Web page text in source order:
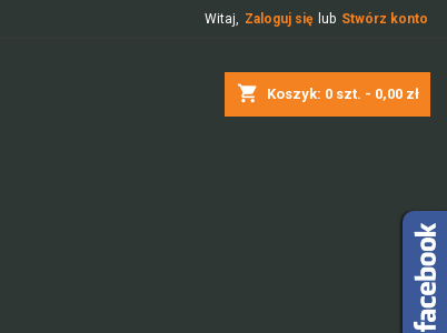
Witaj, Zaloguj się lub Stwórz konto
shopping_cart Koszyk: 0 szt. - 0,00 zł